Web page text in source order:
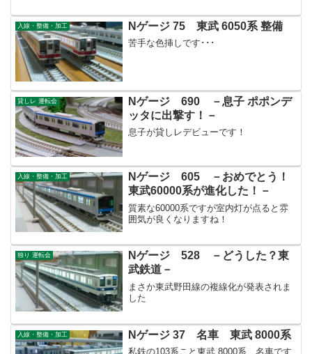
入線・整備・加工 Nゲージ 75 東武 6050系 整備
苦手な色挿しです･･･
貸しレ 運転会
Nゲージ 690 －息子 ポポンデ
ッタに出撃す！－
息子が貸しレデビューです！
入線・整備・加工
Nゲージ 605 －おめでとう！
東武60000系が進化した！－
質素な60000系ですが室内灯が点ると雰
囲気が良くなりますね！
独り 運転会
Nゲージ 528 －どうした？東
武鉄道－
まさか東武野田線の複線化が発表されま
した
入線・整備・加工 Nゲージ 37 名車 東武 8000系
私鉄の103系こと東武 8000系 名車です